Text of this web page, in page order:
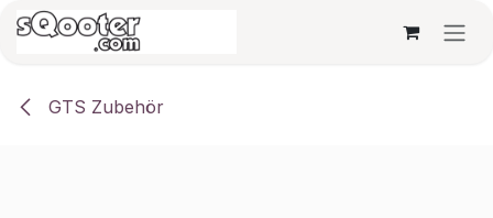
Zum Inhalt springen
GTS Zubehör